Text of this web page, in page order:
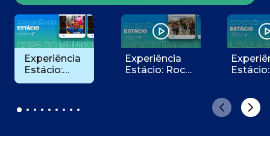
Experiência
Estácio:
Copa do
Experiência
Estácio: Rock
Estácio: